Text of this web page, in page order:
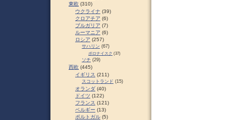
東欧 (310)
ウクライナ (39)
クロアチア (6)
ブルガリア (7)
ルーマニア (6)
ロシア (257)
サハリン (67)
ポロナイスク (37)
ソチ (29)
西欧 (445)
イギリス (211)
スコットランド (15)
オランダ (40)
ドイツ (122)
フランス (121)
ベルギー (13)
ポルトガル (5)